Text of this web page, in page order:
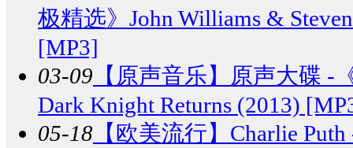
极精选》John Williams &
[MP3]
03-09 【原声音乐】 原声大碟 -
Dark Knight Returns (2013)
05-18 【欧美流行】 Charlie